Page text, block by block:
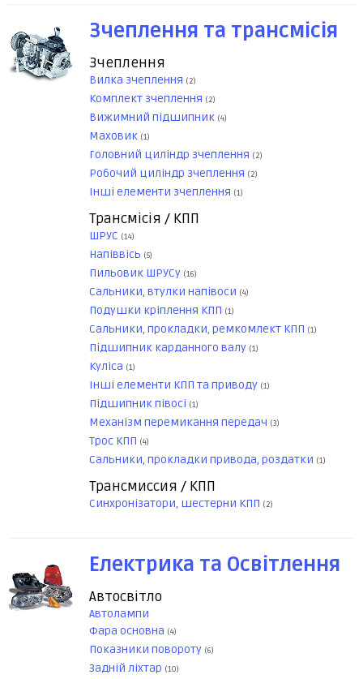
Зчеплення та трансмісія
Зчеплення
Вилка зчеплення (2)
Комплект зчеплення (2)
Вижимний підшипник (4)
Маховик (1)
Головний циліндр зчеплення (2)
Робочий циліндр зчеплення (2)
Інші елементи зчеплення (1)
Трансмісія / КПП
ШРУС (14)
Напіввісь (5)
Пильовик ШРУСу (16)
Сальники, втулки напівоси (4)
Подушки кріплення КПП (1)
Сальники, прокладки, ремкомлект КПП (1)
Підшипник карданного валу (1)
Куліса (1)
Інші елементи КПП та приводу (1)
Підшипник півосі (1)
Механізм перемикання передач (3)
Трос КПП (4)
Сальники, прокладки привода, роздатки (1)
Трансмиссия / КПП
Синхронізатори, шестерни КПП (2)
Електрика та Освітлення
Автосвітло
Автолампи
Фара основна (4)
Показники повороту (6)
Задній ліхтар (10)